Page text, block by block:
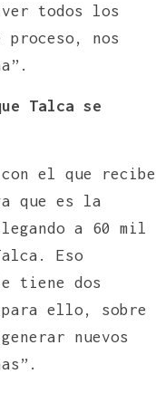
todos los
proceso, nos
Talca se
el que recibe
que es la
a 60 mil
Eso
tiene dos
para ello, sobre
nuevos